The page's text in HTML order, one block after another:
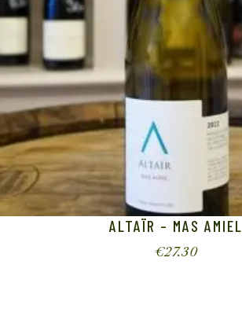
ALTAÏR – MAS AMIEL
€27.30